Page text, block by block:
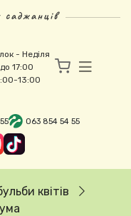
- Неділя
17:00
13:00
063 854 54 55
квітів